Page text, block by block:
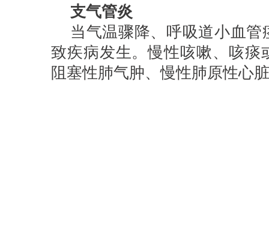
支气管炎
当气温骤降、呼吸道小血
致疾病发生。慢性咳嗽、咳痰
阻塞性肺气肿、慢性肺原性心